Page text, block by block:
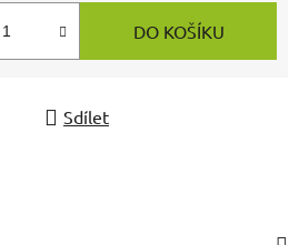
DO KOŠÍKU
Sdílet